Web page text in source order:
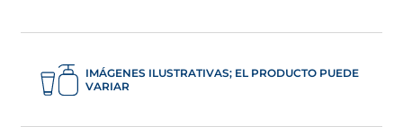
IMÁGENES ILUSTRATIVAS; EL PRODUCTO PUEDE
VARIAR